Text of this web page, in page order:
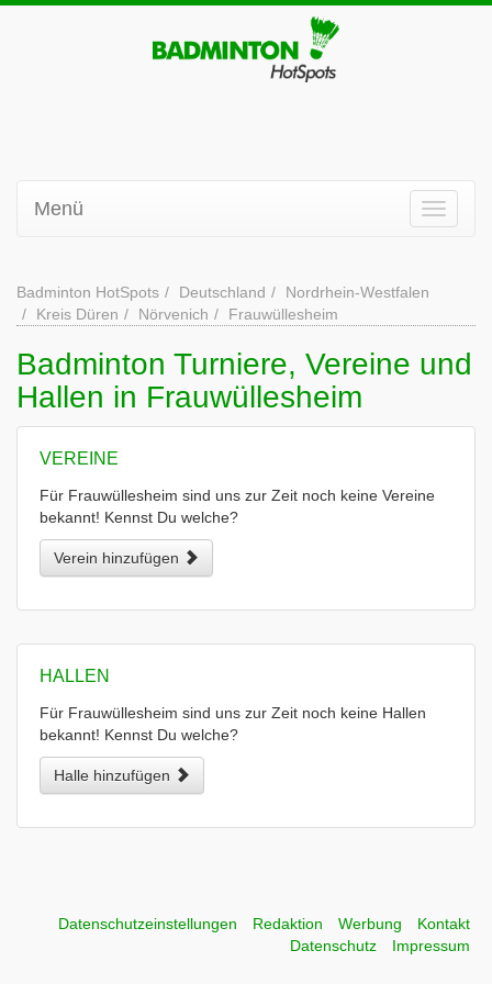
Menü
Badminton HotSpots Deutschland
Nordrhein-Westfalen
Kreis Düren
Nörvenich Frauwüllesheim
Badminton Turniere, Vereine und
Hallen in Frauwüllesheim
VEREINE
Für Frauwüllesheim sind uns zur Zeit noch keine Vereine
bekannt! Kennst Du welche?
Verein hinzufügen
HALLEN
Für Frauwüllesheim sind uns zur Zeit noch keine Hallen
bekannt! Kennst Du welche?
Halle hinzufügen
Datenschutzeinstellungen Redaktion Werbung
Kontakt
Datenschutz
Impressum